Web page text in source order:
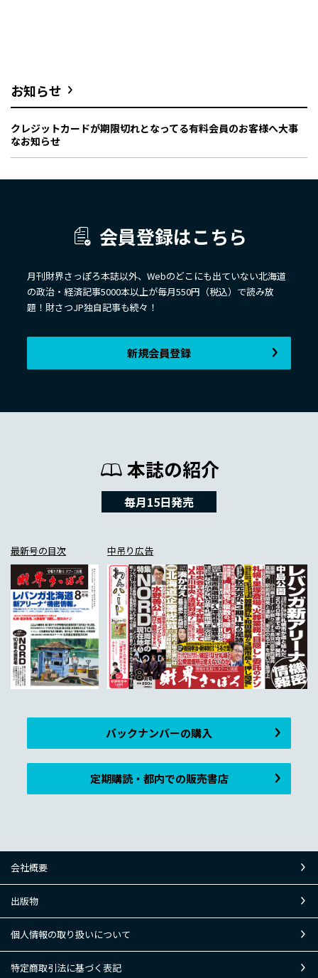
お知らせ
クレジットカードが期限切れとなってる有料会員のお客様へ大事
なお知らせ
会員登録はこちら
月刊財界さっぽろ本誌以外、Webのどこにも出ていない北海道
の政治・経済記事5000本以上が毎月550円（税込）で読み放
題！財さつJP独自記事も続々！
新規会員登録
本誌の紹介
毎月15日発売
最新号の目次 中吊り広告
バックナンバーの購入
定期購読・都内での販売書店
会社概要
出版物
個人情報の取り扱いについて
特定商取引法に基づく表記